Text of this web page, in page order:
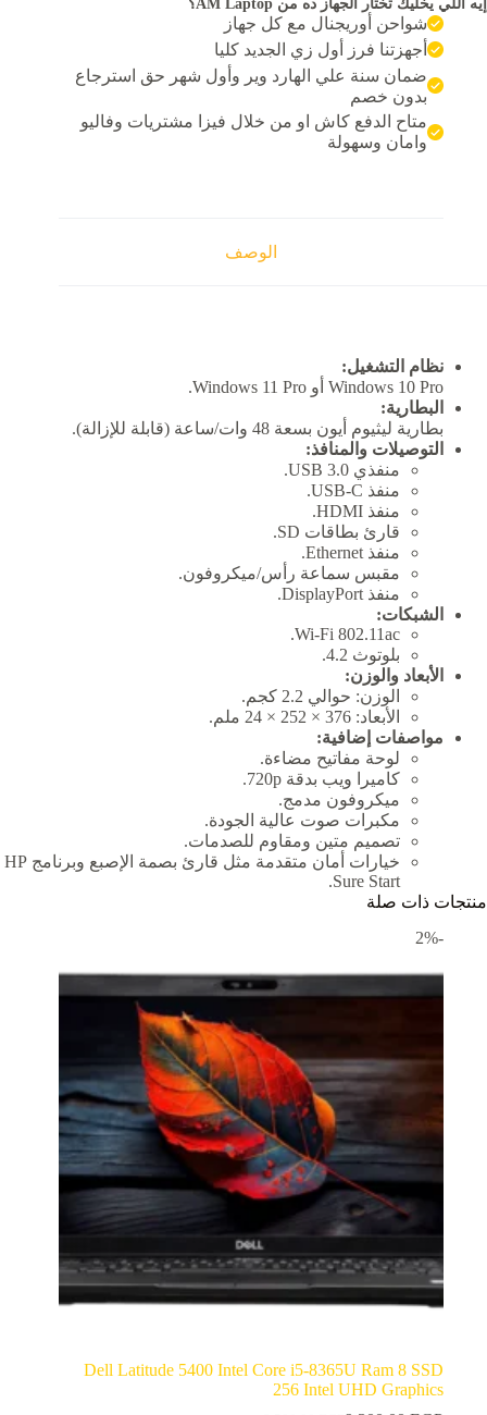
G2
6200U
إيه اللي يخليك تختار الجهاز ده من AM Laptop؟
شواحن أوريجنال مع كل جهاز
أجهزتنا فرز أول زي الجديد كليا
ضمان سنة علي الهارد وير وأول شهر حق استرجاع
بدون خصم
متاح الدفع كاش او من خلال فيزا مشتريات وفاليو
وامان وسهولة
الوصف
نظام التشغيل:
Windows 10 Pro أو Windows 11 Pro.
البطارية:
بطارية ليثيوم أيون بسعة 48 وات/ساعة (قابلة للإزالة).
التوصيلات والمنافذ:
منفذي USB 3.0.
منفذ USB-C.
منفذ HDMI.
قارئ بطاقات SD.
منفذ Ethernet.
مقبس سماعة رأس/ميكروفون.
منفذ DisplayPort.
الشبكات:
Wi-Fi 802.11ac.
بلوتوث 4.2.
الأبعاد والوزن:
الوزن: حوالي 2.2 كجم.
الأبعاد: 376 × 252 × 24 ملم.
مواصفات إضافية:
لوحة مفاتيح مضاءة.
كاميرا ويب بدقة 720p.
ميكروفون مدمج.
مكبرات صوت عالية الجودة.
تصميم متين ومقاوم للصدمات.
خيارات أمان متقدمة مثل قارئ بصمة الإصبع وبرنامج HP
Sure Start.
منتجات ذات صلة
-2%
Dell Latitude 5400 Intel Core i5-8365U Ram 8 SSD
256 Intel UHD Graphics